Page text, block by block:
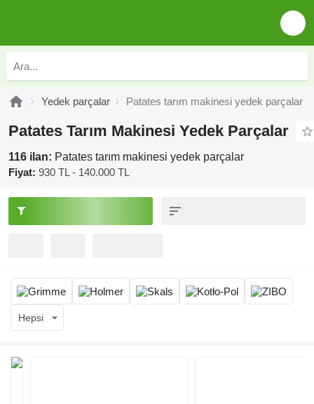
Yedek parçalar Patates tarım makinesi yedek parçalar
Patates Tarım Makinesi Yedek Parçalar
116 ilan: Patates tarım makinesi yedek parçalar
Fiyat: 930 TL - 140.000 TL
Hepsi